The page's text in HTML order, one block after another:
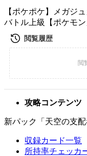
【ポケポケ】メガジ
バトル上級【ポケモン
攻略コンテンツ
新パック「天空の支配
収録カード一覧
所持率チェッカ